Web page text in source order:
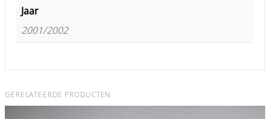
Jaar
2001/2002
GERELATEERDE PRODUCTEN